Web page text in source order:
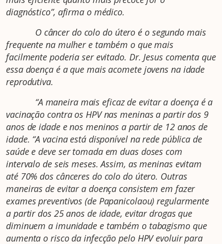
diagnóstico”, afirma o médico.
O câncer do colo do útero é o segundo mais
frequente na mulher e também o que mais
facilmente poderia ser evitado. Dr. Jesus comenta que
essa doença é a que mais acomete jovens na idade
reprodutiva.
“A maneira mais eficaz de evitar a doença é a
vacinação contra os HPV nas meninas a partir dos 9
anos de idade e nos meninos a partir de 12 anos de
idade. “A vacina está disponível na rede pública de
saúde e deve ser tomada em duas doses com
intervalo de seis meses. Assim, as meninas evitam
até 70% dos cânceres do colo do útero. Outras
maneiras de evitar a doença consistem em fazer
exames preventivos (de Papanicolaou) regularmente
a partir dos 25 anos de idade, evitar drogas que
diminuem a imunidade e também o tabagismo que
aumenta o risco da infecção pelo HPV evoluir para